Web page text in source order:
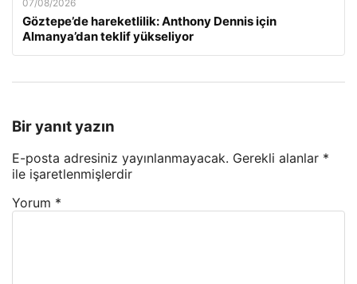
07/08/2026
Göztepe’de hareketlilik: Anthony Dennis için
Almanya’dan teklif yükseliyor
Bir yanıt yazın
E-posta adresiniz yayınlanmayacak. Gerekli alanlar *
ile işaretlenmişlerdir
Yorum *